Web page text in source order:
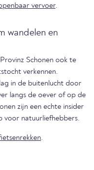
vervoer.
wandelen en
Schonen ook te
verkennen.
in de buitenlucht door
langs de oever of op de
zijn een echte insider
voor natuurliefhebbers.
.